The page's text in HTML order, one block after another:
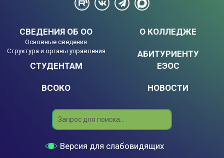
СВЕДЕНИЯ ОБ ОО
Основные сведения
Структура и органы управления
О КОЛЛЕДЖЕ
АБИТУРИЕНТУ
СТУДЕНТАМ
ВСОКО
ЕЭОС
НОВОСТИ
Search
Версия для слабовидящих